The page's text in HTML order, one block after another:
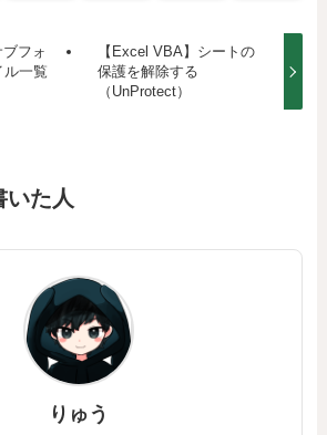
フォ
ル一覧
【Excel VBA】シートの
保護を解除する
（UnProtect）
いた人
りゅう